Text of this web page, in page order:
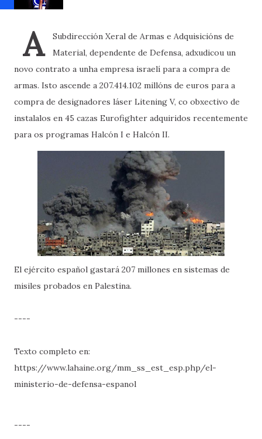
A
Subdirección Xeral de Armas e Adquisicións de
Material, dependente de Defensa, adxudicou un
novo contrato a unha empresa israelí para a compra de
armas. Isto ascende a 207.414.102 millóns de euros para a
compra de designadores láser Litening V, co obxectivo de
instalalos en 45 cazas Eurofighter adquiridos recentemente
para os programas Halcón I e Halcón II.
El ejército español gastará 207 millones en sistemas de
misiles probados en Palestina.
----
Texto completo en:
https://www.lahaine.org/mm_ss_est_esp.php/el-
ministerio-de-defensa-espanol
----